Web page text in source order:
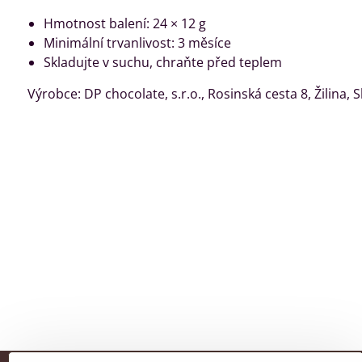
Hmotnost balení: 24 × 12 g
Minimální trvanlivost: 3 měsíce
Skladujte v suchu, chraňte před teplem
Výrobce: DP chocolate, s.r.o., Rosinská cesta 8, Žilina,